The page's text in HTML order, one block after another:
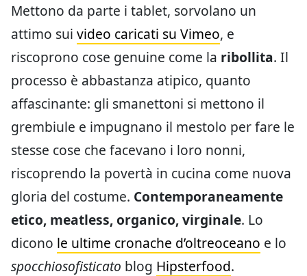
Mettono da parte i tablet, sorvolano un
attimo sui video caricati su Vimeo, e
riscoprono cose genuine come la ribollita. Il
processo è abbastanza atipico, quanto
affascinante: gli smanettoni si mettono il
grembiule e impugnano il mestolo per fare le
stesse cose che facevano i loro nonni,
riscoprendo la povertà in cucina come nuova
gloria del costume. Contemporaneamente
etico, meatless, organico, virginale. Lo
dicono le ultime cronache d’oltreoceano e lo
spocchiosofisticato blog Hipsterfood.